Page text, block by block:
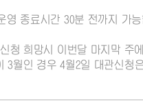
영 종료시간 30분 전까지 가능
청 희망시 이번달 마지막 주
3월인 경우 4월2일 대관신청